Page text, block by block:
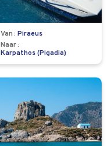
Van
Piraeus
Naar
Karpathos (Pigadia)